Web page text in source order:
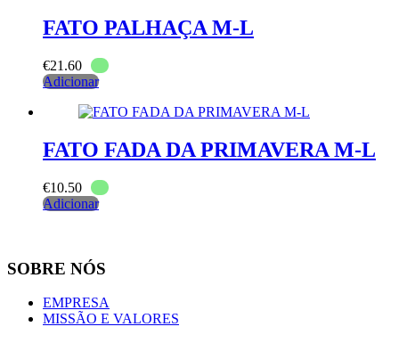
FATO PALHAÇA M-L
€21.60
Adicionar
FATO FADA DA PRIMAVERA M-L
€10.50
Adicionar
SOBRE NÓS
EMPRESA
MISSÃO E VALORES